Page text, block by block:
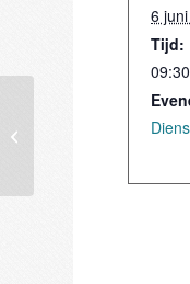
6
Tijd: